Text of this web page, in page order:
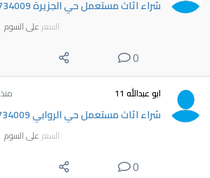
شراء اثاث مستعمل حي الجزيرة 0509734009
السعر على السوم
0
ابو عبدالله 11 منذ 7 ساعات
شراء اثاث مستعمل حي الروابي 0509734009
السعر على السوم
0